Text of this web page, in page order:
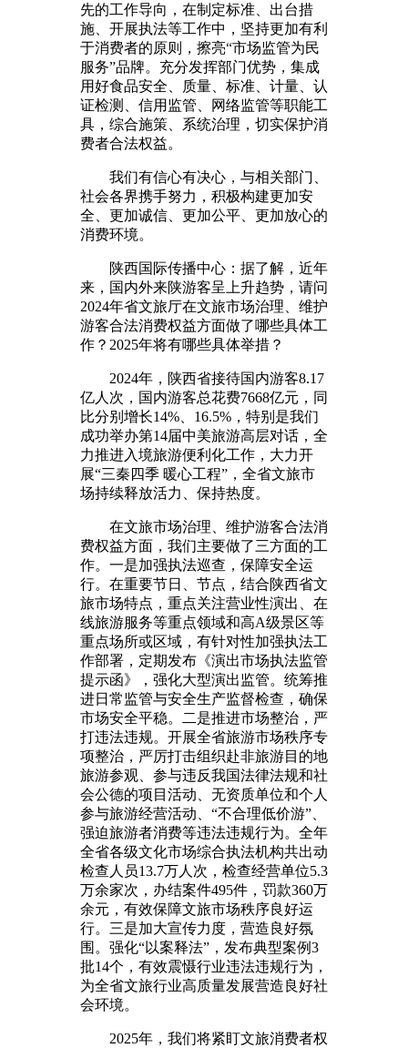
先的工作导向，在制定标准、出台措
施、开展执法等工作中，坚持更加有利
于消费者的原则，擦亮“市场监管为民
服务”品牌。充分发挥部门优势，集成
用好食品安全、质量、标准、计量、认
证检测、信用监管、网络监管等职能工
具，综合施策、系统治理，切实保护消
费者合法权益。
我们有信心有决心，与相关部门、
社会各界携手努力，积极构建更加安
全、更加诚信、更加公平、更加放心的
消费环境。
陕西国际传播中心：据了解，近年
来，国内外来陕游客呈上升趋势，请问
2024年省文旅厅在文旅市场治理、维护
游客合法消费权益方面做了哪些具体工
作？2025年将有哪些具体举措？
2024年，陕西省接待国内游客8.17
亿人次，国内游客总花费7668亿元，同
比分别增长14%、16.5%，特别是我们
成功举办第14届中美旅游高层对话，全
力推进入境旅游便利化工作，大力开
展“三秦四季 暖心工程”，全省文旅市
场持续释放活力、保持热度。
在文旅市场治理、维护游客合法消
费权益方面，我们主要做了三方面的工
作。一是加强执法巡查，保障安全运
行。在重要节日、节点，结合陕西省文
旅市场特点，重点关注营业性演出、在
线旅游服务等重点领域和高A级景区等
重点场所或区域，有针对性加强执法工
作部署，定期发布《演出市场执法监管
提示函》，强化大型演出监管。统筹推
进日常监管与安全生产监督检查，确保
市场安全平稳。二是推进市场整治，严
打违法违规。开展全省旅游市场秩序专
项整治，严厉打击组织赴非旅游目的地
旅游参观、参与违反我国法律法规和社
会公德的项目活动、无资质单位和个人
参与旅游经营活动、“不合理低价游”、
强迫旅游者消费等违法违规行为。全年
全省各级文化市场综合执法机构共出动
检查人员13.7万人次，检查经营单位5.3
万余家次，办结案件495件，罚款360万
余元，有效保障文旅市场秩序良好运
行。三是加大宣传力度，营造良好氛
围。强化“以案释法”，发布典型案例3
批14个，有效震慑行业违法违规行为，
为全省文旅行业高质量发展营造良好社
会环境。
2025年，我们将紧盯文旅消费者权